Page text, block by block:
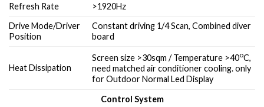
Refresh Rate
>1920Hz
Drive Mode/Driver
Position
Constant driving 1/4 Scan, Combined diver
board
Heat Dissipation
Screen size >30sqm / Temperature >40oC,
need matched air conditioner cooling. only
for Outdoor Normal Led Display
Control System